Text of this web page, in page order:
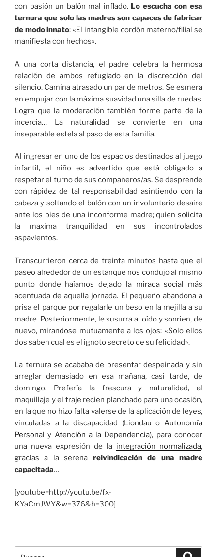
con pasión un balón mal inflado. Lo escucha con esa
ternura que solo las madres son capaces de fabricar
de modo innato: «El intangible cordón materno/filial se
manifiesta con hechos».
A una corta distancia, el padre celebra la hermosa
relación de ambos refugiado en la discrección del
silencio. Camina atrasado un par de metros. Se esmera
en empujar con la máxima suavidad una silla de ruedas.
Logra que la moderación también forme parte de la
incercia… La naturalidad se convierte en una
inseparable estela al paso de esta familia.
Al ingresar en uno de los espacios destinados al juego
infantil, el niño es advertido que está obligado a
respetar el turno de sus compañeros/as. Se desprende
con rápidez de tal responsabilidad asintiendo con la
cabeza y soltando el balón con un involuntario desaire
ante los pies de una inconforme madre; quien solicita
la maxima tranquilidad en sus incontrolados
aspavientos.
Transcurrieron cerca de treinta minutos hasta que el
paseo alrededor de un estanque nos condujo al mismo
punto donde haíamos dejado la mirada social más
acentuada de aquella jornada. El pequeño abandona a
prisa el parque por regalarle un beso en la mejilla a su
madre. Posteriormente, le susurra al oído y sonrien, de
nuevo, mirandose mutuamente a los ojos: «Solo ellos
dos saben cual es el ignoto secreto de su felicidad».
La ternura se acababa de presentar despeinada y sin
arreglar demasiado en esa mañana, casi tarde, de
domingo. Prefería la frescura y naturalidad, al
maquillaje y el traje recien planchado para una ocasión,
en la que no hizo falta valerse de la aplicación de leyes,
vinculadas a la discapacidad (Liondau oAutonomía
Personal y Atención a la Dependencia), para conocer
una nueva expresión de la integración normalizada,
gracias a la serena reivindicación de una madre
capacitada…
[youtube=http://youtu.be/fx-
KYaCmJWY&w=376&h=300]